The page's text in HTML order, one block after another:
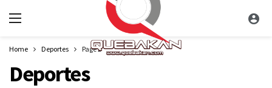
Home Deportes Page 2
Deportes